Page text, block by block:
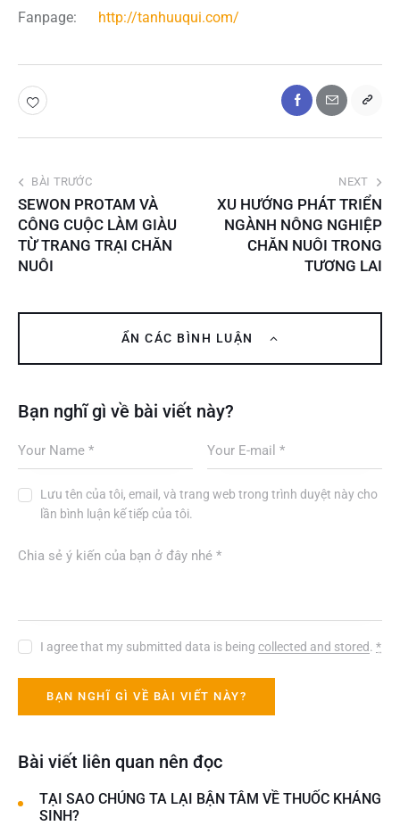
Fanpage: http://tanhuuqui.com/
BÀI TRƯỚC
SEWON PROTAM VÀ
CÔNG CUỘC LÀM GIÀU
TỪ TRANG TRẠI CHĂN
NUÔI
NEXT
XU HƯỚNG PHÁT TRIỂN
NGÀNH NÔNG NGHIỆP
CHĂN NUÔI TRONG
TƯƠNG LAI
ẨN CÁC BÌNH LUẬN
Bạn nghĩ gì về bài viết này?
Lưu tên của tôi, email, và trang web trong trình duyệt này cho
lần bình luận kế tiếp của tôi.
I agree that my submitted data is beingcollected and stored.*
Bài viết liên quan nên đọc
TẠI SAO CHÚNG TA LẠI BẬN TÂM VỀ THUỐC KHÁNG
SINH?